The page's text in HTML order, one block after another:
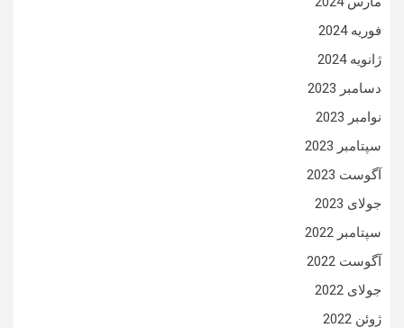
فوریه 2024
ژانویه 2024
دسامبر 2023
نوامبر 2023
سپتامبر 2023
آگوست 2023
جولای 2023
سپتامبر 2022
آگوست 2022
جولای 2022
ژوئن 2022